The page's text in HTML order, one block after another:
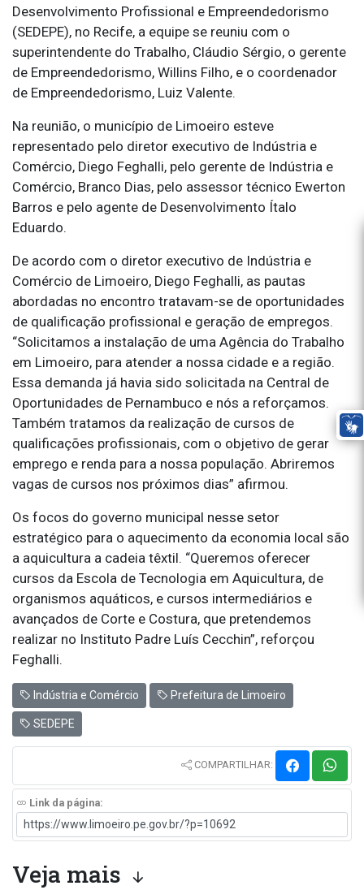
Desenvolvimento Profissional e Empreendedorismo
(SEDEPE), no Recife, a equipe se reuniu com o
superintendente do Trabalho, Cláudio Sérgio, o gerente
de Empreendedorismo, Willins Filho, e o coordenador
de Empreendedorismo, Luiz Valente.
Na reunião, o município de Limoeiro esteve
representado pelo diretor executivo de Indústria e
Comércio, Diego Feghalli, pelo gerente de Indústria e
Comércio, Branco Dias, pelo assessor técnico Ewerton
Barros e pelo agente de Desenvolvimento Ítalo
Eduardo.
De acordo com o diretor executivo de Indústria e
Comércio de Limoeiro, Diego Feghalli, as pautas
abordadas no encontro tratavam-se de oportunidades
de qualificação profissional e geração de empregos.
“Solicitamos a instalação de uma Agência do Trabalho
em Limoeiro, para atender a nossa cidade e a região.
Essa demanda já havia sido solicitada na Central de
Oportunidades de Pernambuco e nós a reforçamos.
Também tratamos da realização de cursos de
qualificações profissionais, com o objetivo de gerar
emprego e renda para a nossa população. Abriremos
vagas de cursos nos próximos dias” afirmou.
Os focos do governo municipal nesse setor
estratégico para o aquecimento da economia local são
a aquicultura a cadeia têxtil. “Queremos oferecer
cursos da Escola de Tecnologia em Aquicultura, de
organismos aquáticos, e cursos intermediários e
avançados de Corte e Costura, que pretendemos
realizar no Instituto Padre Luís Cecchin”, reforçou
Feghalli.
Indústria e Comércio Prefeitura de Limoeiro
SEDEPE
COMPARTILHAR:
Link da página:
Veja mais